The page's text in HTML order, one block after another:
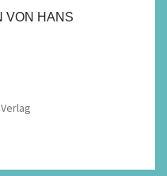
VON HANS